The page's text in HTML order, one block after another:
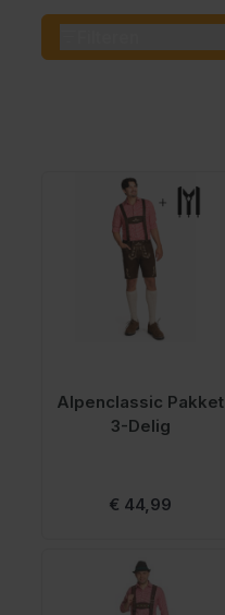
Alpenclassic Pakket
3-Delig
Vanaf
€ 44,99